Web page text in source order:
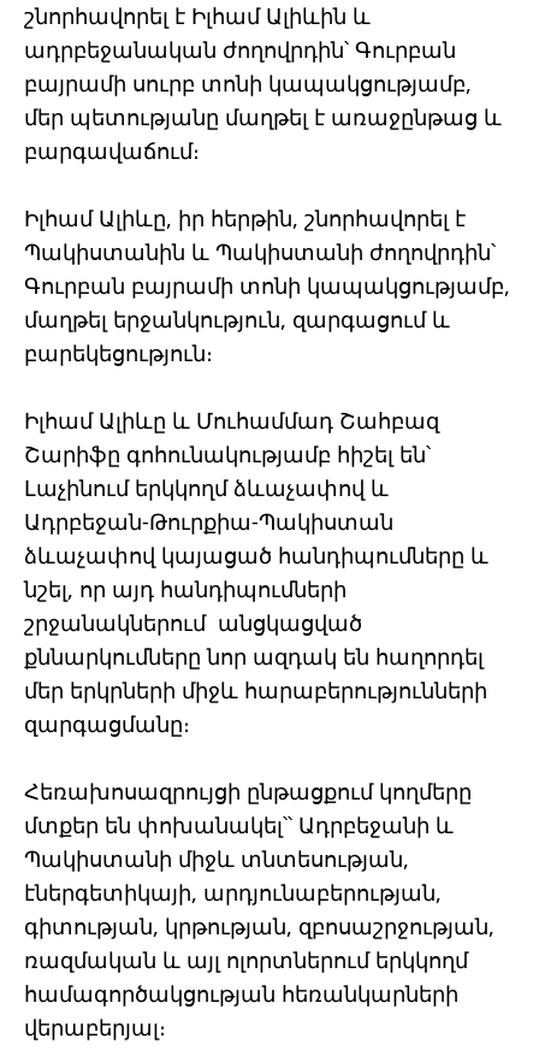
շնորհավորել է Իլհամ Ալիևին և
ադրբեջանական ժողովրդին՝ Գուրբան
բայրամի սուրբ տոնի կապակցությամբ,
մեր պետությանը մաղթել է առաջընթաց և
բարգավաճում։
Իլհամ Ալիևը, իր հերթին, շնորհավորել է
Պակիստանին և Պակիստանի ժողովրդին՝
Գուրբան բայրամի տոնի կապակցությամբ,
մաղթել երջանկություն, զարգացում և
բարեկեցություն։
Իլհամ Ալիևը և Մուհամմադ Շահբազ
Շարիֆը գոհունակությամբ հիշել են՝
Լաչինում երկկողմ ձևաչափով և
Ադրբեջան-Թուրքիա-Պակիստան
ձևաչափով կայացած հանդիպումները և
նշել, որ այդ հանդիպումների
շրջանակներում անցկացված
քննարկումները նոր ազդակ են հաղորդել
մեր երկրների միջև հարաբերությունների
զարգացմանը։
Հեռախոսազրույցի ընթացքում կողմերը
մտքեր են փոխանակել՝՝ Ադրբեջանի և
Պակիստանի միջև տնտեսության,
էներգետիկայի, արդյունաբերության,
գիտության, կրթության, զբոսաշրջության,
ռազմական և այլ ոլորտներում երկկողմ
համագործակցության հեռանկարների
վերաբերյալ։